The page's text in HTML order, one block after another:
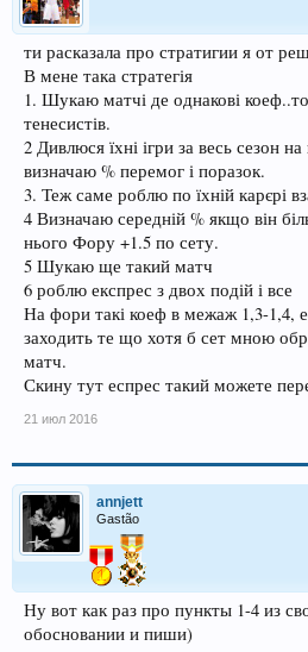
ти расказала про стратигии я от
В мене така стратегія
1. Шукаю матчі де однакові
тенесистів.
2 Дивлюся їхні ігри за весь сезон
визначаю % перемог і поразок.
3. Теж саме роблю по їхній карєрі
4 Визначаю середній % якщо він
нього Фору +1.5 по сету.
5 Шукаю ще такий матч
6 роблю експрес з двох подій і все
На фори такі коеф в межаж 1,3-1,4,
заходить те що хотя б сет мною
матч.
Скину тут еспрес такий можете
21 июл 2016
annjett
Gastão
Ну вот как раз про пункты 1-4 из
обосновании и пиши)